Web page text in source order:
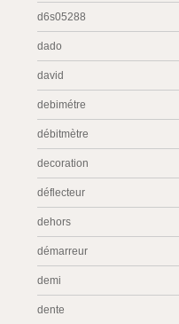
d6s05288
dado
david
debimétre
débitmètre
decoration
déflecteur
dehors
démarreur
demi
dente